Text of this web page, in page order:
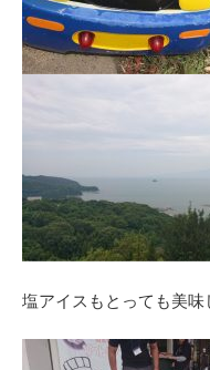
塩アイスもとっても美